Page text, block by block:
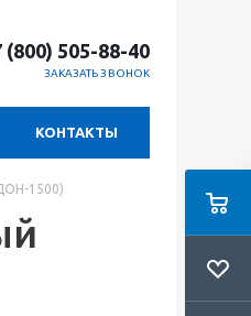
(800) 505-88-40
ЗАКАЗАТЬ ЗВОНОК
КОНТАКТЫ
1500)